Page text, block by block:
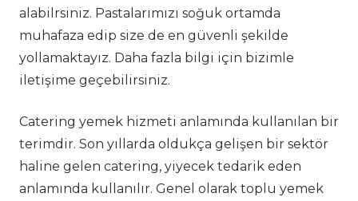
alabilrsiniz. Pastalarımızı soğuk ortamda
muhafaza edip size de en güvenli şekilde
yollamaktayız. Daha fazla bilgi için bizimle
iletişime geçebilirsiniz.
Catering yemek hizmeti anlamında kullanılan bir
terimdir. Son yıllarda oldukça gelişen bir sektör
haline gelen catering, yiyecek tedarik eden
anlamında kullanılır. Genel olarak toplu yemek